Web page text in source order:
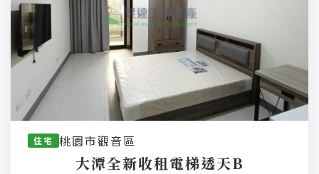
住宅 桃園市觀音區
大潭全新收租電梯透天B